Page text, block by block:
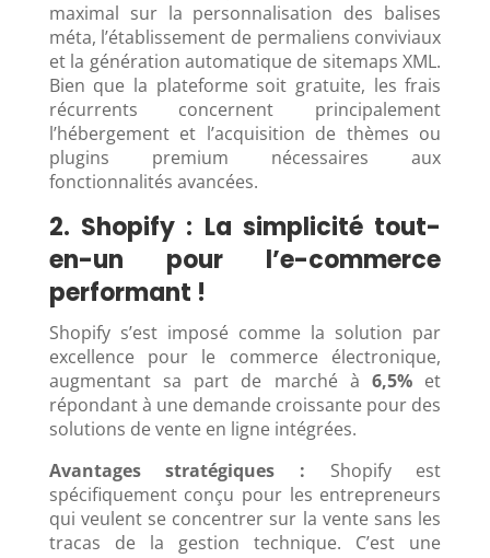
maximal sur la personnalisation des balises
méta, l’établissement de permaliens conviviaux
et la génération automatique de sitemaps XML.
Bien que la plateforme soit gratuite, les frais
récurrents concernent principalement
l’hébergement et l’acquisition de thèmes ou
plugins premium nécessaires aux
fonctionnalités avancées.
2. Shopify : La simplicité tout-
en-un pour l’e-commerce
performant !
Shopify s’est imposé comme la solution par
excellence pour le commerce électronique,
augmentant sa part de marché à 6,5% et
répondant à une demande croissante pour des
solutions de vente en ligne intégrées.
Avantages stratégiques : Shopify est
spécifiquement conçu pour les entrepreneurs
qui veulent se concentrer sur la vente sans les
tracas de la gestion technique. C’est une